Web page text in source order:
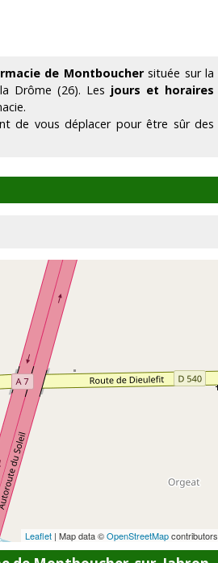
de Montbouchersituée sur la
Drôme (26). Les jours et horaires
de vous déplacer pour être sûr des
Leaflet | Map data ©OpenStreetMapcontributors